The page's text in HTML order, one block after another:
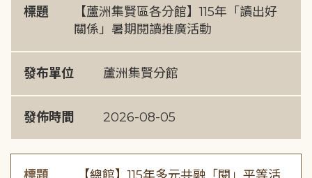
標題
【蘆洲集賢區各分館】115年「讀出好
關係」暑期閱讀推廣活動
發布單位 蘆洲集賢分館
發佈時間 2026-08-05